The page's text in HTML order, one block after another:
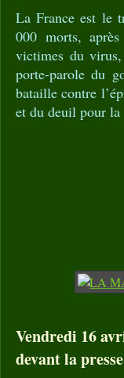
La France est le
000 morts,
victimes du
porte-parole du
bataille contre
et du deuil pour
Vendredi 16
devant la